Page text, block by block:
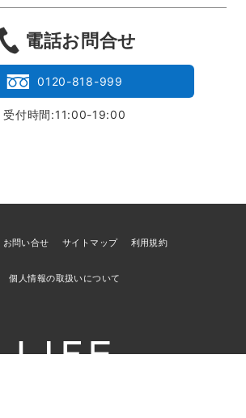
電話お問合せ
0120-818-999
受付時間:11:00-19:00
お問い合せ サイトマップ
利用規約
個人情報の取扱いについて